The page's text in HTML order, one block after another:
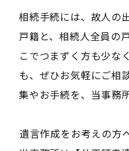
相続手続には、故人の
戸籍と、相続人全員の
こでつまずく方も少な
も、ぜひお気軽にご相
集やお手続を、当事務
――遺言作成をお考えの方へ